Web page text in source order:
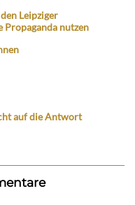
Leipziger
nutzen
auf die Antwort